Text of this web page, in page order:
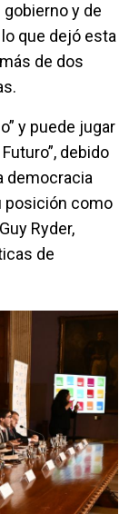
y de
que dejó esta
de dos
y puede jugar
debido
democracia
posición como
Ryder,
de